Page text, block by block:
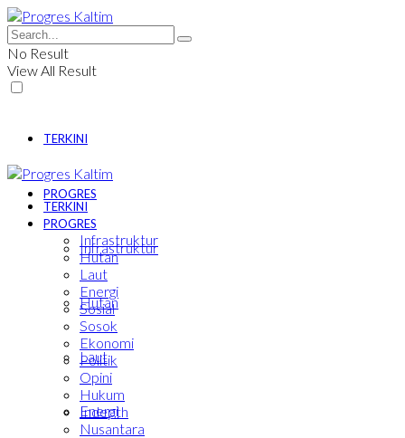
No Result
View All Result
TERKINI
PROGRES
Infrastruktur
Hutan
Laut
Energi
TERKINI
PROGRES
Infrastruktur
Hutan
Laut
Energi
Sosial
Sosok
Ekonomi
Politik
Opini
Hukum
Indepth
Nusantara